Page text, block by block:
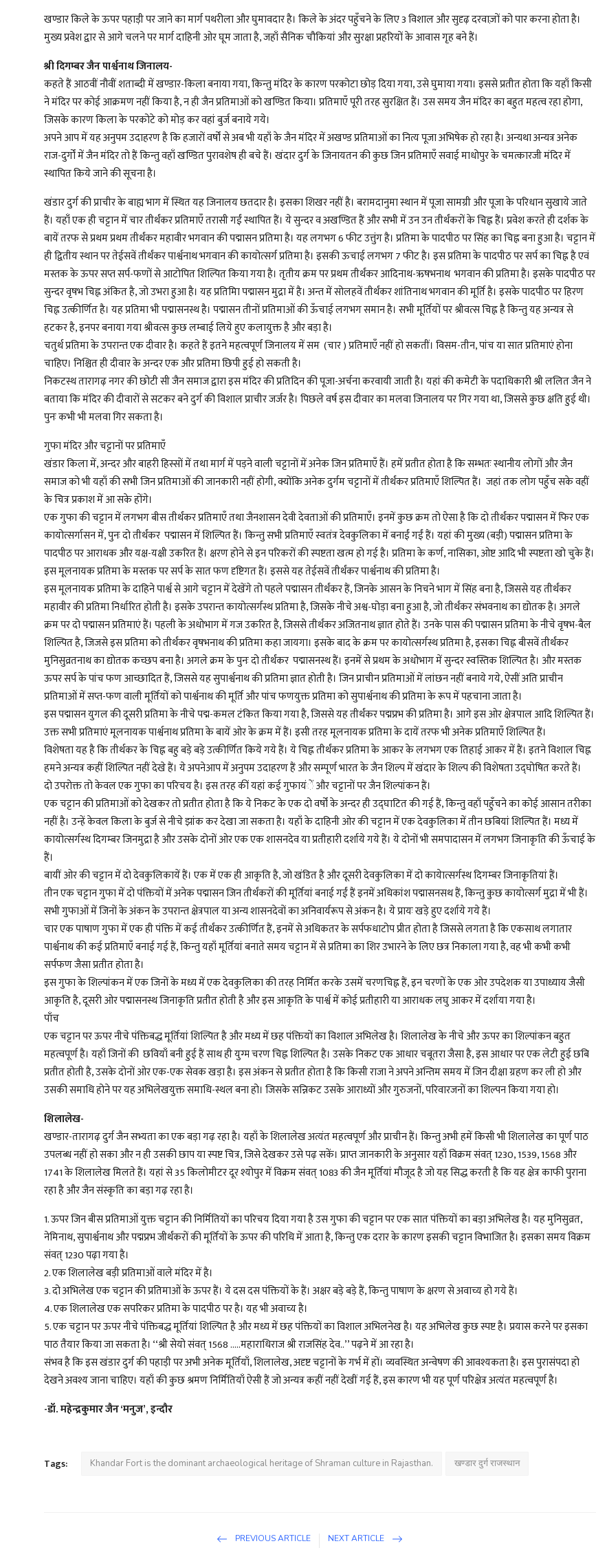
खण्डार किले के ऊपर पहाड़ी पर जाने का मार्ग पथरीला और घुमावदार है। किले के अंदर पहुँचने के लिए 3 विशाल और सुदृढ़ दरवाज़ों को पार करना होता है।
मुख्य प्रवेश द्वार से आगे चलने पर मार्ग दाहिनी ओर घूम जाता है, जहाँ सैनिक चौकियां और सुरक्षा प्रहरियों के आवास गृह बने हैं।
श्री दिगम्बर जैन पार्श्वनाथ जिनालय-
कहते हैं आठवीं नौवीं शताब्दी में खण्डार-किला बनाया गया, किन्तु मंदिर के कारण परकोटा छोड़ दिया गया, उसे घुमाया गया। इससे प्रतीत होता कि यहाँ किसी
ने मंदिर पर कोई आक्रमण नहीं किया है, न ही जैन प्रतिमाओं को खण्डित किया। प्रतिमाएँ पूरी तरह सुरक्षित हैं। उस समय जैन मंदिर का बहुत महत्व रहा होगा,
जिसके कारण किला के परकोटे को मोड़ कर वहां बुर्ज बनाये गये।
अपने आप में यह अनुपम उदाहरण है कि हजारों वर्षों से अब भी यहाँ के जैन मंदिर में अखण्ड प्रतिमाओं का नित्य पूजा अभिषेक हो रहा है। अन्यथा अन्यत्र अनेक
राज-दुर्गों में जैन मंदिर तो हैं किन्तु वहाँ खण्डित पुरावशेष ही बचे हैं। खंदार दुर्ग के जिनायतन की कुछ जिन प्रतिमाएँ सवाई माधोपुर के चमत्कारजी मंदिर में
स्थापित किये जाने की सूचना है।
खंडार दुर्ग की प्राचीर के बाह्य भाग में स्थित यह जिनालय छतदार है। इसका शिखर नहीं है। बरामदानुमा स्थान में पूजा सामग्री और पूजा के परिधान सुखाये जाते
हैं। यहाँं एक ही चट्टान में चार तीर्थंकर प्रतिमाएँ तरासी गईं स्थापित हैं। ये सुन्दर व अखण्डित हैं और सभी में उन उन तीर्थंकरों के चिह्न हैं। प्रवेश करते ही दर्शक के
बायें तरफ से प्रथम प्रथम तीर्थंकर महावीर भगवान की पद्मासन प्रतिमा है। यह लगभग 6 फीट उत्तुंग है। प्रतिमा के पादपीठ पर सिंह का चिह्न बना हुआ है। चट्टान में
ही द्वितीय स्थान पर तेईसवें तीर्थंकर पार्श्वनाथ भगवान की कायोत्सर्ग प्रतिमा है। इसकी ऊचाई लगभग 7 फीट है। इस प्रतिमा के पादपीठ पर सर्प का चिह्न है एवं
मस्तक के ऊपर सप्त सर्प-फणों से आटोपित शिल्पित किया गया है। तृतीय क्रम पर प्रथम तीर्थंकर आदिनाथ-ऋषभनाथ भगवान की प्रतिमा है। इसके पादपीठ पर
सुन्दर वृषभ चिह्न अंकित है, जो उभरा हुआ है। यह प्रतिमिा पद्मासन मुद्रा में है। अन्त में सोलहवें तीर्थंकर शांतिनाथ भगवान की मूर्ति है। इसके पादपीठ पर हिरण
चिह्न उत्कीर्णित है। यह प्रतिमा भी पद्मासनस्थ है। पद्मासन तीनों प्रतिमाओं की ऊँचाई लगभग समान है। सभी मूर्तियों पर श्रीवत्स चिह्न है किन्तु यह अन्यत्र से
हटकर है, इनपर बनाया गया श्रीवत्स कुछ लम्बाई लिये हुए कलायुक्त है और बड़ा है।
चतुर्थ प्रतिमा के उपरान्त एक दीवार है। कहते हैं इतने महत्वपूर्ण जिनालय में सम (चार ) प्रतिमाएँ नहीं हो सकतीं। विसम-तीन, पांच या सात प्रतिमाएं होना
चाहिए। निश्चित ही दीवार के अन्दर एक और प्रतिमा छिपी हुई हो सकती है।
निकटस्थ तारागढ़ नगर की छोटी सी जैन समाज द्वारा इस मंदिर की प्रतिदिन की पूजा-अर्चना करवायी जाती है। यहां की कमेटी के पदाधिकारी श्री ललित जैन ने
बताया कि मंदिर की दीवारों से सटकर बने दुर्ग की विशाल प्राचीर जर्जर है। पिछले वर्ष इस दीवार का मलवा जिनालय पर गिर गया था, जिससे कुछ क्षति हुई थी।
पुनः कभी भी मलवा गिर सकता है।
गुफा मंदिर और चट्टानों पर प्रतिमाएँ
खंडार किला में, अन्दर और बाहरी हिस्सों में तथा मार्ग में पड़ने वाली चट्टानों में अनेक जिन प्रतिमाएँ हैं। हमें प्रतीत होता है कि सम्भतः स्थानीय लोगों और जैन
समाज को भी यहाँ की सभी जिन प्रतिमाओं की जानकारी नहीं होगी, क्योंकि अनेक दुर्गम चट्टानों में तीर्थंकर प्रतिमाएँ शिल्पित हैं। जहां तक लोग पहुँच सके वहीं
के चित्र प्रकाश में आ सके होंगे।
एक गुफा की चट्टान में लगभग बीस तीर्थंकर प्रतिमाएँ तथा जैनशासन देवी देवताओं की प्रतिमाएँ। इनमें कुछ क्रम तो ऐसा है कि दो तीर्थंकर पद्मासन में फिर एक
कायोत्सर्गासन में, पुनः दो तीर्थंकर पद्मासन में शिल्पित हैं। किन्तु सभी प्रतिमाएँ स्वतंत्र देवकुलिका में बनाईं गईं हैं। यहां की मुख्य (बड़ी) पद्मासन प्रतिमा के
पादपीठ पर आराधक और यक्ष-यक्षी उकरित हैं। क्षरण होने से इन परिकरों की स्पष्टता खत्म हो गई है। प्रतिमा के कर्ण, नासिका, ओष्ट आदि भी स्पष्टता खो चुके हैं।
इस मूलनायक प्रतिमा के मस्तक पर सर्प के सात फण दृष्टिगत हैं। इससे यह तेईसवें तीर्थंकर पार्श्वनाथ की प्रतिमा है।
इस मूलनायक प्रतिमा के दाहिने पार्श्व से आगे चट्टान में देखेंगे तो पहले पद्मासन तीर्थंकर हैं, जिनके आसन के निचने भाग में सिंह बना है, जिससे यह तीर्थंकर
महावीर की प्रतिमा निर्धारित होती है। इसके उपरान्त कायोत्सर्गस्थ प्रतिमा है, जिसके नीचे अश्व-घोड़ा बना हुआ है, जो तीर्थंकर संभवनाथ का द्योतक है। अगले
क्रम पर दो पद्मासन प्रतिमाएं हैं। पहली के अधोभाग में गज उकरित है, जिससे तीर्थंकर अजितनाथ ज्ञात होते हैं। उनके पास की पद्मासन प्रतिमा के नीचे वृषभ-बैल
शिल्पित है, जिजसे इस प्रतिमा को तीर्थंकर वृषभनाथ की प्रतिमा कहा जायगा। इसके बाद के क्रम पर कायोत्सर्गस्थ प्रतिमा है, इसका चिह्न बीसवें तीर्थंकर
मुनिसुव्रतनाथ का द्योतक कच्छप बना है। अगले क्रम के पुनः दो तीर्थंकर पद्मासनस्थ हैं। इनमें से प्रथम के अधोभाग में सुन्दर स्वस्तिक शिल्पित है। और मस्तक
ऊपर सर्प के पांच फण आच्छादित हैं, जिससे यह सुपार्श्वनाथ की प्रतिमा ज्ञात होती है। जिन प्राचीन प्रतिमाओं में लांछन नहीं बनाये गये, ऐसीं अति प्राचीन
प्रतिमाओं में सप्त-फण वाली मूर्तियों को पार्श्वनाथ की मूर्ति और पांच फणयुक्त प्रतिमा को सुपार्श्वनाथ की प्रतिमा के रूप में पहचाना जाता है।
इस पद्मासन युगल की दूसरी प्रतिमा के नीचे पद्म-कमल टंकित किया गया है, जिससे यह तीर्थंकर पद्मप्रभ की प्रतिमा है। आगे इस ओर क्षेत्रपाल आदि शिल्पित हैं।
उक्त सभी प्रतिमाएं मूलनायक पार्श्वनाथ प्रतिमा के बायें ओर के क्रम में हैं। इसी तरह मूलनायक प्रतिमा के दायें तरफ भी अनेक प्रतिमाएँ शिल्पित हैं।
विशेषता यह है कि तीर्थकर के चिह्न बहु बड़े बड़े उत्कीर्णित किये गये हैं। ये चिह्न तीर्थंकर प्रतिमा के आकर के लगभग एक तिहाई आकर में हैं। इतने विशाल चिह्न
हमने अन्यत्र कहीं शिल्पित नहीं देखे हैं। ये अपनेआप में अनुपम उदाहरण हैं और सम्पूर्ण भारत के जैन शिल्प में खंदार के शिल्प की विशेषता उद्घोषित करते हैं।
दो उपरोक्त तो केवल एक गुफा का परिचय है। इस तरह कीं यहां कई गुफायंें और चट्टानों पर जैन शिल्पांकन हैं।
एक चट्टान की प्रतिमाओं को देखकर तो प्रतीत होता है कि ये निकट के एक दो वर्षों के अन्दर ही उद्घाटित की गई हैं, किन्तु वहाँ पहुँचने का कोई आसान तरीका
नहीं है। उन्हें केवल किला के बुर्ज से नीचे झांक कर देखा जा सकता है। यहाँ के दाहिनी ओर की चट्टान में एक देवकुलिका में तीन छबियां शिल्पित हैं। मध्य में
कायोत्सर्गस्थ दिगम्बर जिनमुद्रा है और उसके दोनों ओर एक एक शासनदेव या प्रतीहारी दर्शाये गये हैं। ये दोनों भी समपादासन में लगभग जिनाकृति की ऊँचाई के
हैं।
बायीं ओर की चट्टान में दो देवकुलिकायें हैं। एक में एक ही आकृति है, जो खंडित है और दूसरी देवकुलिका में दो कायेात्सर्गस्थ दिगम्बर जिनाकृतियां हैं।
तीन एक चट्टान गुफा में दो पंक्तियों में अनेक पद्मासन जिन तीर्थंकरों की मूर्तियां बनाई गईं हैं इनमें अधिकांश पद्मासनसथ हैं, किन्तु कुछ कायोत्सर्ग मुद्रा में भी हैं।
सभी गुफाओं में जिनों के अंकन के उपरान्त क्षेत्रपाल या अन्य शासनदेवों का अनिवार्यरूप से अंकन है। ये प्रायः खड़े हुए दर्शाये गये हैं।
चार एक पाषाण गुफा में एक ही पंक्ति में कई तीर्थंकर उत्कीर्णित हैं, इनमें से अधिकतर के सर्पफधाटोप प्रीत होता है जिससे लगता है कि एकसाथ लगातार
पार्श्वनाथ की कई प्रतिमाएँ बनाई गई हैं, किन्तु यहाँ मूर्तियां बनाते समय चट्टान में से प्रतिमा का शिर उभारने के लिए छत्र निकाला गया है, वह भी कभी कभी
सर्पफण जैसा प्रतीत होता है।
इस गुफा के शिल्पांकन में एक जिनों के मध्य में एक देवकुलिका की तरह निर्मित करके उसमें चरणचिह्न हैं, इन चरणों के एक ओर उपदेशक या उपाध्याय जैसी
आकृति है, दूसरी ओर पद्मासनस्थ जिनाकृति प्रतीत होती है और इस आकृति के पार्श्व में कोई प्रतीहारी या आराधक लघु आकर में दर्शाया गया है।
पाँच
एक चट्टान पर ऊपर नीचे पंक्तिबद्ध मूर्तियां शिल्पित है और मध्य में छह पंक्तियों का विशाल अभिलेख है। शिलालेख के नीचे और ऊपर का शिल्पांकन बहुत
महत्वपूर्ण है। यहाँ जिनों की छवियाँ बनी हुई हैं साथ ही युग्म चरण चिह्न शिल्पित है। उसके निकट एक आधार चबूतरा जैसा है, इस आधार पर एक लेटी हुई छबि
प्रतीत होती है, उसके दोनों ओर एक-एक सेवक खड़ा है। इस अंकन से प्रतीत होता है कि किसी राजा ने अपने अन्तिम समय में जिन दीक्षा ग्रहण कर ली हो और
उसकी समाधि होने पर यह अभिलेखयुक्त समाधि-स्थल बना हो। जिसके सन्निकट उसके आराध्यों और गुरुजनों, परिवारजनों का शिल्पन किया गया हो।
शिलालेख-
खण्डार-तारागढ़ दुर्ग जैन सभ्यता का एक बड़ा गढ़ रहा है। यहाँ के शिलालेख अत्यंत महत्वपूर्ण और प्राचीन हैं। किन्तु अभी हमें किसी भी शिलालेख का पूर्ण पाठ
उपलब्ध नहीं हो सका और न ही उसकी छाप या स्पष्ट चित्र, जिसे देखकर उसे पढ़ सकें। प्राप्त जानकारी के अनुसार यहाँ विक्रम संवत् 1230, 1539, 1568 और
1741 के शिलालेख मिलते हैं। यहां से 35 किलोमीटर दूर श्योपुर में विक्रम संवत् 1083 की जैन मूर्तियां मौजूद है जो यह सिद्ध करती है कि यह क्षेत्र काफी पुराना
रहा है और जैन संस्कृति का बड़ा गढ़ रहा है।
1. ऊपर जिन बीस प्रतिमाओं युक्त चट्टान की निर्मितियों का परिचय दिया गया है उस गुफा की चट्टान पर एक सात पंक्तियों का बड़ा अभिलेख है। यह मुनिसुव्रत,
नेमिनाथ, सुपार्श्वनाथ और पद्मप्रभ जीर्थंकरों की मूर्तियों के ऊपर की परिधि में आता है, किन्तु एक दरार के कारण इसकी चट्टान विभाजित है। इसका समय विक्रम
संवत् 1230 पढ़ा गया है।
2. एक शिलालेख बड़ी प्रतिमाओं वाले मंदिर में है।
3. दो अभिलेख एक चट्टान की प्रतिमाओं के ऊपर हैं। ये दस दस पंक्तियों के हैं। अक्षर बड़े बड़े हैं, किन्तु पाषाण के क्षरण से अवाच्य हो गये हैं।
4. एक शिलालेख एक सपरिकर प्रतिमा के पादपीठ पर है। यह भी अवाच्य है।
5. एक चट्टान पर ऊपर नीचे पंक्तिबद्ध मूर्तियां शिल्पित है और मध्य में छह पंक्तियों का विशाल अभिलनेख है। यह अभिलेख कुछ स्पष्ट है। प्रयास करने पर इसका
पाठ तैयार किया जा सकता है। ‘‘श्री सेयो संवत् 1568 .....महाराधिराज श्री राजसिंह देव..’’ पढ़ने में आ रहा है।
संभव है कि इस खंडार दुर्ग की पहाड़ी पर अभी अनेक मूर्तियाँ, शिलालेख, अदृष्ट चट्टानों के गर्भ में हों। व्यवस्थित अन्वेषण की आवश्यकता है। इस पुरासंपदा हो
देखने अवश्य जाना चाहिए। यहाँ की कुछ श्रमण निर्मितियाँ ऐसी हैं जो अन्यत्र कहीं नहीं देखीं गई हैं, इस कारण भी यह पूर्ण परिक्षेत्र अत्यंत महत्वपूर्ण है।
-डॉ. महेन्द्रकुमार जैन ‘मनुज’, इन्दौर
Tags: Khandar Fort is the dominant archaeological heritage of Shraman culture in Rajasthan. खण्डार दुर्ग राजस्थान
PREVIOUS ARTICLE NEXT ARTICLE